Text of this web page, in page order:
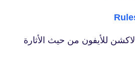
للأيفون من حيث الأثارة